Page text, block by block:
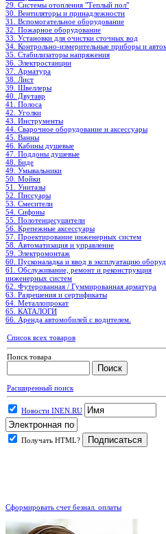
29. Системы отопления "Теплый пол"
30. Вентиляторы и принадлежности
31. Вспомогательное оборудование
32. Пожарное оборудование
33. Установки для очистки сточных вод
34. Контрольно-измерительные приборы и
35. Стабилизаторы напряжения
36. Электростанции
37. Арматура
38. Лист
39. Швеллеры
40. Двутавр
41. Полоса
42. Уголки
43. Инструменты
44. Сварочное оборудование и аксессуары
45. Ванны
46. Кабины душевые
47. Поддоны душевые
48. Биде
49. Умывальники
50. Мойки
51. Унитазы
52. Писсуары
53. Смесители
54. Сифоны
55. Полотенцесушители
56. Крепежные аксессуары
57. Проектирование инженерных систем
58. Автоматизация и управление
59. Электромонтаж
60. Пусконаладка и ввод в эксплуатацию
61. Обслуживание, ремонт и реконструкция
инженерных систем
62. Футерованная / Гуммированная арматура
63. Разрешения и сертификаты
64. Металлопрокат
65. КАТАЛОГИ
66. Аренда автомобилей с водителем.
Список всех товаров
Поиск товара
Расширенный поиск
Новости INEN.RU
Получать HTML?
Сформировать счет безнал. оплаты